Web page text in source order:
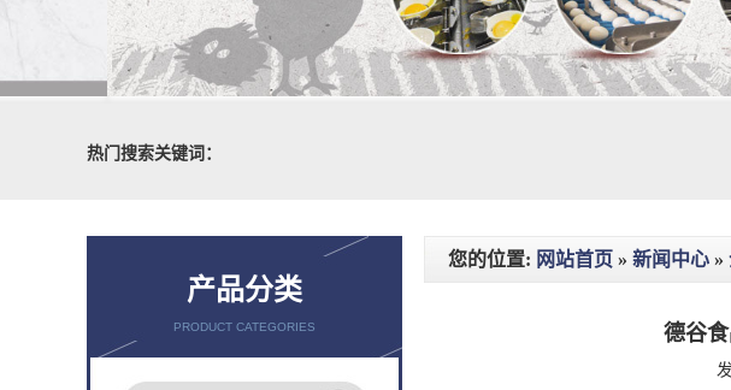
热门搜索关键词：
产品分类
PRODUCT CATEGORIES
您的位置: 网站首页 » 新闻中心 »
德谷